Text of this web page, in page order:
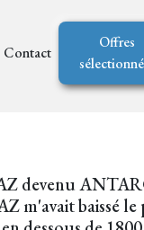
Contact
Offres
devenu
baissé le